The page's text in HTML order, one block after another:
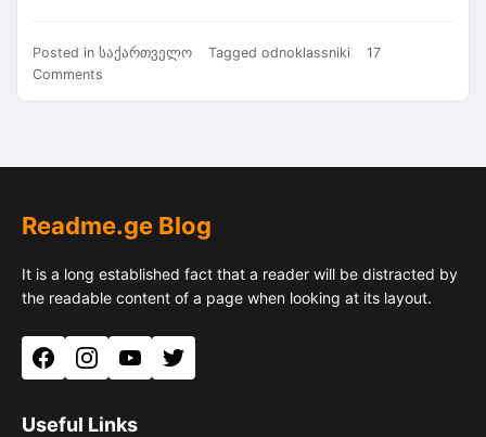
Posted in საქართველო Tagged odnoklassniki
17
Comments
Readme.ge Blog
It is a long established fact that a reader will be distracted by
the readable content of a page when looking at its layout.
FacebookInstagramYouTubeTwitter
Useful Links